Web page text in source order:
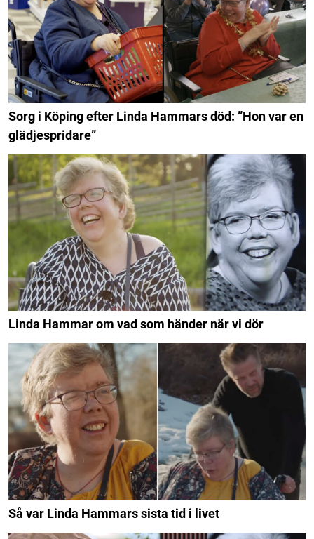
Sorg i Köping efter Linda Hammars död: ”Hon var en
glädjespridare”
Linda Hammar om vad som händer när vi dör
Så var Linda Hammars sista tid i livet